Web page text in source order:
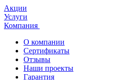
Акции
Услуги
Компания
О компании
Сертификаты
Отзывы
Наши проекты
Гарантия